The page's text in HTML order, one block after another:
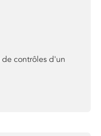
de contrôles d'un